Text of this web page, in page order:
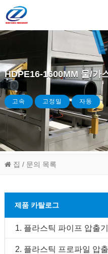
HDPE16-1600MM 물/가
고속 고정밀 자동
집 / 문의 목록
제품 카탈로그
1. 플라스틱 파이프 압출
2. 플라스틱 프로파일 압출